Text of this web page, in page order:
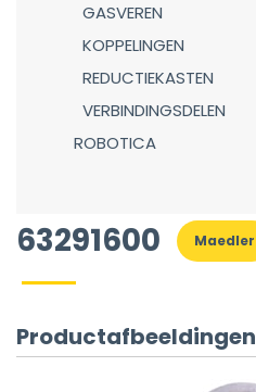
GASVEREN
KOPPELINGEN
REDUCTIEKASTEN
VERBINDINGSDELEN
ROBOTICA
63291600 Maedler
Productafbeeldingen